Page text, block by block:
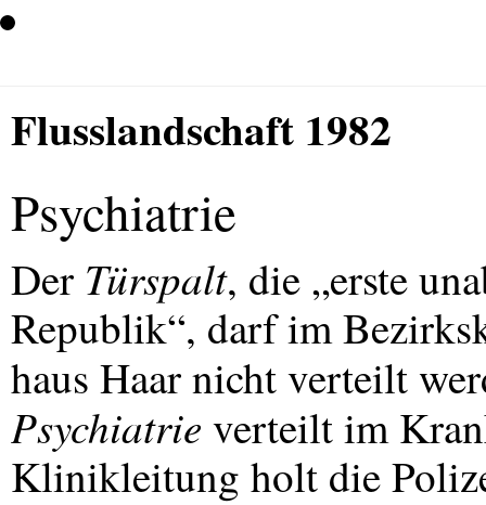
Flusslandschaft 1982
Psychiatrie
Der Türspalt, die „erste
Republik“, darf im
haus Haar nicht verteilt
Psychiatrie verteilt im
Klinikleitung holt die